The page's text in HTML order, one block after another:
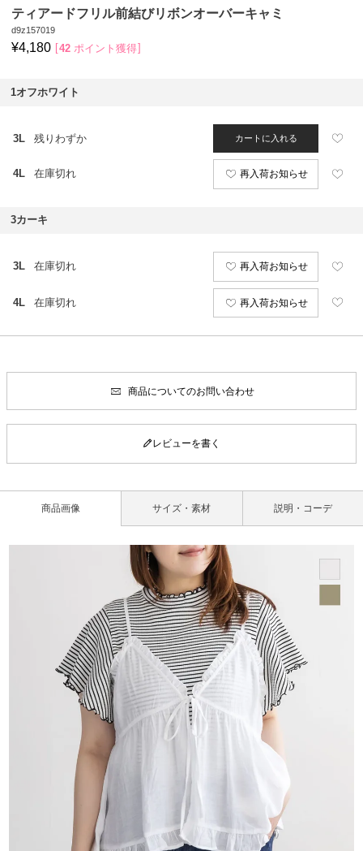
ティアードフリル前結びリボンオーバーキャミ
d9z157019
¥4,180 42 ポイント獲得
1オフホワイト
3L 残りわずか カートに入れる
4L 在庫切れ 再入荷お知らせ
3カーキ
3L 在庫切れ 再入荷お知らせ
4L 在庫切れ 再入荷お知らせ
商品についてのお問い合わせ
レビューを書く
商品画像 サイズ・素材 説明・コーデ